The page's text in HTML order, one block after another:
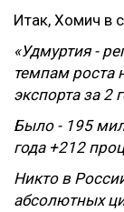
Итак, Хомич в
«Удмуртия -
темпам роста
экспорта за 2
Было - 195
года +212
Никто в
абсолютных